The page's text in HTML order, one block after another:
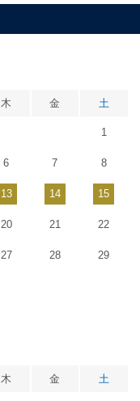
木 金 土
1
6 7 8
13 14 15
20 21 22
27 28 29
木 金 土